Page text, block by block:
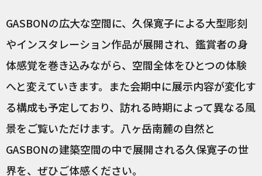
GASBONの広大な空間に、久保寛子による大型彫刻
やインスタレーション作品が展開され、鑑賞者の身
体感覚を巻き込みながら、空間全体をひとつの体験
へと変えていきます。また会期中に展示内容が変化す
る構成も予定しており、訪れる時期によって異なる風
景をご覧いただけます。八ヶ岳南麓の自然と
GASBONの建築空間の中で展開される久保寛子の世
界を、ぜひご体感ください。